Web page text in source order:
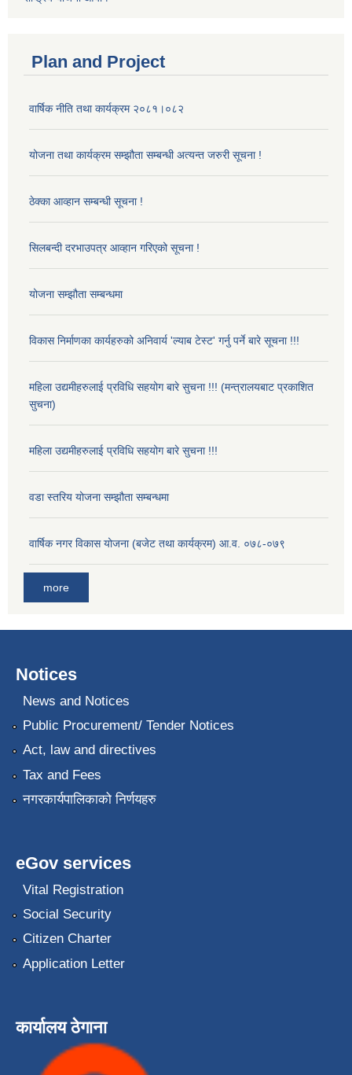
Plan and Project
वार्षिक नीति तथा कार्यक्रम २०८१।०८२
योजना तथा कार्यक्रम सम्झौता सम्बन्धी अत्यन्त जरुरी सूचना !
ठेक्का आव्हान सम्बन्धी सूचना !
सिलबन्दी दरभाउपत्र आव्हान गरिएको सूचना !
योजना सम्झौता सम्बन्धमा
विकास निर्माणका कार्यहरुको अनिवार्य 'ल्याब टेस्ट' गर्नु पर्ने बारे सूचना !!!
महिला उद्यमीहरुलाई प्रविधि सहयोग बारे सुचना !!! (मन्त्रालयबाट प्रकाशित
सुचना)
महिला उद्यमीहरुलाई प्रविधि सहयोग बारे सुचना !!!
वडा स्तरिय योजना सम्झौता सम्बन्धमा
वार्षिक नगर विकास योजना (बजेट तथा कार्यक्रम) आ.व. ०७८-०७९
more
Notices
News and Notices
Public Procurement/ Tender Notices
Act, law and directives
Tax and Fees
नगरकार्यपालिकाको निर्णयहरु
eGov services
Vital Registration
Social Security
Citizen Charter
Application Letter
कार्यालय ठेगाना